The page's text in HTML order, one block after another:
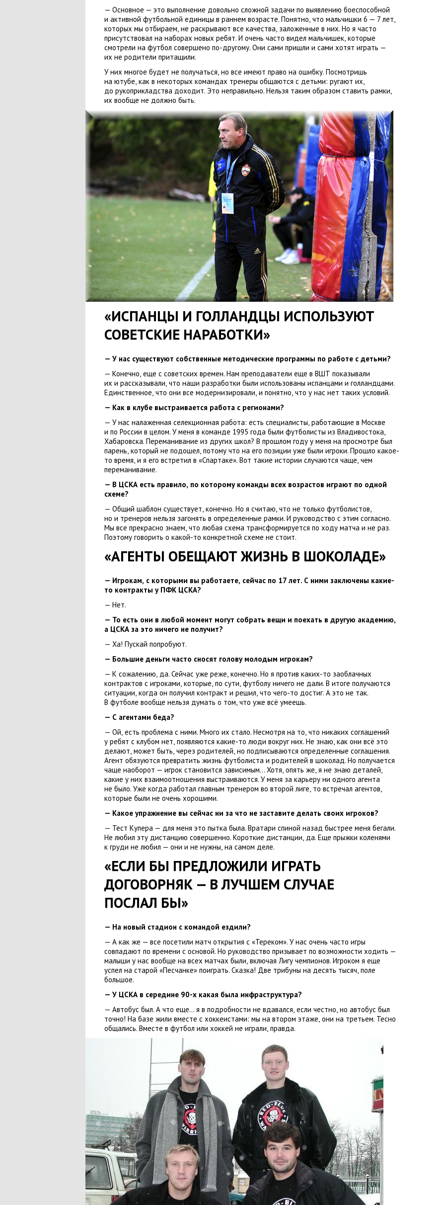
— Основное — это выполнение довольно сложной задачи по выявлению боеспособной
и активной футбольной единицы в раннем возрасте. Понятно, что мальчишки 6 — 7 лет,
которых мы отбираем, не раскрывают все качества, заложенные в них. Но я часто
присутствовал на наборах новых ребят. И очень часто видел мальчишек, которые
смотрели на футбол совершено по-другому. Они сами пришли и сами хотят играть —
их не родители притащили.
У них многое будет не получаться, но все имеют право на ошибку. Посмотришь
на ютубе, как в некоторых командах тренеры общаются с детьми: ругают их,
до рукоприкладства доходит. Это неправильно. Нельзя таким образом ставить рамки,
их вообще не должно быть.
«ИСПАНЦЫ И ГОЛЛАНДЦЫ ИСПОЛЬЗУЮТ
СОВЕТСКИЕ НАРАБОТКИ»
— У нас существуют собственные методические программы по работе с детьми?
— Конечно, еще с советских времен. Нам преподаватели еще в ВШТ показывали
их и рассказывали, что наши разработки были использованы испанцами и голландцами.
Единственное, что они все модернизировали, и понятно, что у нас нет таких условий.
— Как в клубе выстраивается работа с регионами?
— У нас налаженная селекционная работа: есть специалисты, работающие в Москве
и по России в целом. У меня в команде 1995 года были футболисты из Владивостока,
Хабаровска. Переманивание из других школ? В прошлом году у меня на просмотре был
парень, который не подошел, потому что на его позиции уже были игроки. Прошло какое-
то время, и я его встретил в «Спартаке». Вот такие истории случаются чаще, чем
переманивание.
— В ЦСКА есть правило, по которому команды всех возрастов играют по одной
схеме?
— Общий шаблон существует, конечно. Но я считаю, что не только футболистов,
но и тренеров нельзя загонять в определенные рамки. И руководство с этим согласно.
Мы все прекрасно знаем, что любая схема трансформируется по ходу матча и не раз.
Поэтому говорить о какой-то конкретной схеме не стоит.
«АГЕНТЫ ОБЕЩАЮТ ЖИЗНЬ В ШОКОЛАДЕ»
— Игрокам, с которыми вы работаете, сейчас по 17 лет. С ними заключены какие-
то контракты у ПФК ЦСКА?
— Нет.
— То есть они в любой момент могут собрать вещи и поехать в другую академию,
а ЦСКА за это ничего не получит?
— Ха! Пускай попробуют.
— Большие деньги часто сносят голову молодым игрокам?
— К сожалению, да. Сейчас уже реже, конечно. Но я против каких-то заоблачных
контрактов с игроками, которые, по сути, футболу ничего не дали. В итоге получаются
ситуации, когда он получил контракт и решил, что чего-то достиг. А это не так.
В футболе вообще нельзя думать о том, что уже всё умеешь.
— С агентами беда?
— Ой, есть проблема с ними. Много их стало. Несмотря на то, что никаких соглашений
у ребят с клубом нет, появляются какие-то люди вокруг них. Не знаю, как они всё это
делают, может быть, через родителей, но подписываются определенные соглашения.
Агент обязуются превратить жизнь футболиста и родителей в шоколад. Но получается
чаще наоборот — игрок становится зависимым… Хотя, опять же, я не знаю деталей,
какие у них взаимоотношения выстраиваются. У меня за карьеру ни одного агента
не было. Уже когда работал главным тренером во второй лиге, то встречал агентов,
которые были не очень хорошими.
— Какое упражнение вы сейчас ни за что не заставите делать своих игроков?
— Тест Купера — для меня это пытка была. Вратари спиной назад быстрее меня бегали.
Не любил эту дистанцию совершенно. Короткие дистанции, да. Еще прыжки коленями
к груди не любил — они и не нужны, на самом деле.
«ЕСЛИ БЫ ПРЕДЛОЖИЛИ ИГРАТЬ
ДОГОВОРНЯК — В ЛУЧШЕМ СЛУЧАЕ
ПОСЛАЛ БЫ»
— На новый стадион с командой ездили?
— А как же — все посетили матч открытия с «Тереком». У нас очень часто игры
совпадают по времени с основой. Но руководство призывает по возможности ходить —
малыши у нас вообще на всех матчах были, включая Лигу чемпионов. Игроком я еще
успел на старой «Песчанке» поиграть. Сказка! Две трибуны на десять тысяч, поле
большое.
— У ЦСКА в середине 90-х какая была инфраструктура?
— Автобус был. А что еще… я в подробности не вдавался, если честно, но автобус был
точно! На базе жили вместе с хоккеистами: мы на втором этаже, они на третьем. Тесно
общались. Вместе в футбол или хоккей не играли, правда.